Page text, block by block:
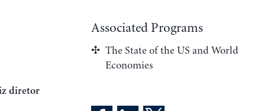
diretor
Associated Programs
The State of the US and World
Economies